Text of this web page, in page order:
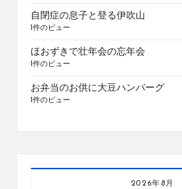
自閉症の息子と登る伊吹山
1件のビュー
ほおずきで壮年会の忘年会
1件のビュー
お弁当のお供に大豆ハンバーグ
1件のビュー
2026年8月